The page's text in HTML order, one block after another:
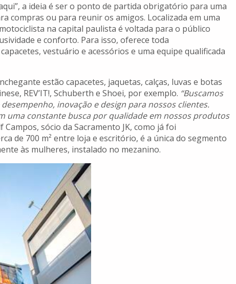
a ideia é ser o ponto de partida obrigatório para uma
compras ou para reunir os amigos. Localizada em uma
na capital paulista é voltada para o público
e conforto. Para isso, oferece toda
vestuário e acessórios e uma equipe qualificada
estão capacetes, jaquetas, calças, luvas e botas
REV’IT!, Schuberth e Shoei, por exemplo. “Buscamos
inovação e design para nossos clientes.
uma constante busca por qualidade em nossos produtos
Campos, sócio da Sacramento JK, como já foi
de 700 m² entre loja e escritório, é a única do segmento
às mulheres, instalado no mezanino.